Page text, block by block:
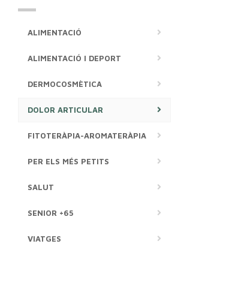
ALIMENTACIÓ
ALIMENTACIÓ I DEPORT
DERMOCOSMÈTICA
DOLOR ARTICULAR
FITOTERÀPIA-AROMATERÀPIA
PER ELS MÉS PETITS
SALUT
SENIOR +65
VIATGES